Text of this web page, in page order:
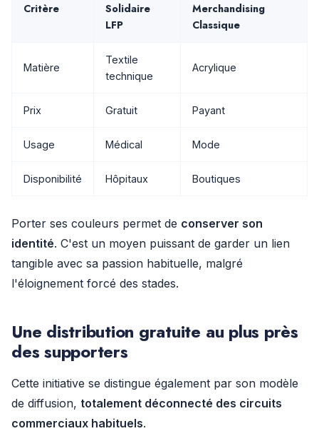
Critère
Solidaire
LFP
Merchandising
Classique
Matière
Textile
technique
Acrylique
Prix Gratuit Payant
Usage Médical Mode
Disponibilité Hôpitaux Boutiques
Porter ses couleurs permet de conserver son
identité. C'est un moyen puissant de garder un lien
tangible avec sa passion habituelle, malgré
l'éloignement forcé des stades.
Une distribution gratuite au plus près
des supporters
Cette initiative se distingue également par son modèle
de diffusion, totalement déconnecté des circuits
commerciaux habituels.